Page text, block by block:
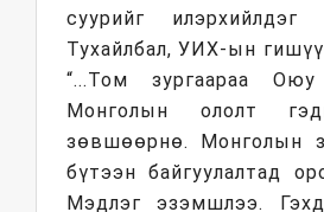
суурийг
Тухайлбал, УИХ-ын
“...Том зургаараа
Монголын ололт
зөвшөөрнө. Монголын
бүтээн байгуулалтад
Мэдлэг эзэмшлээ.